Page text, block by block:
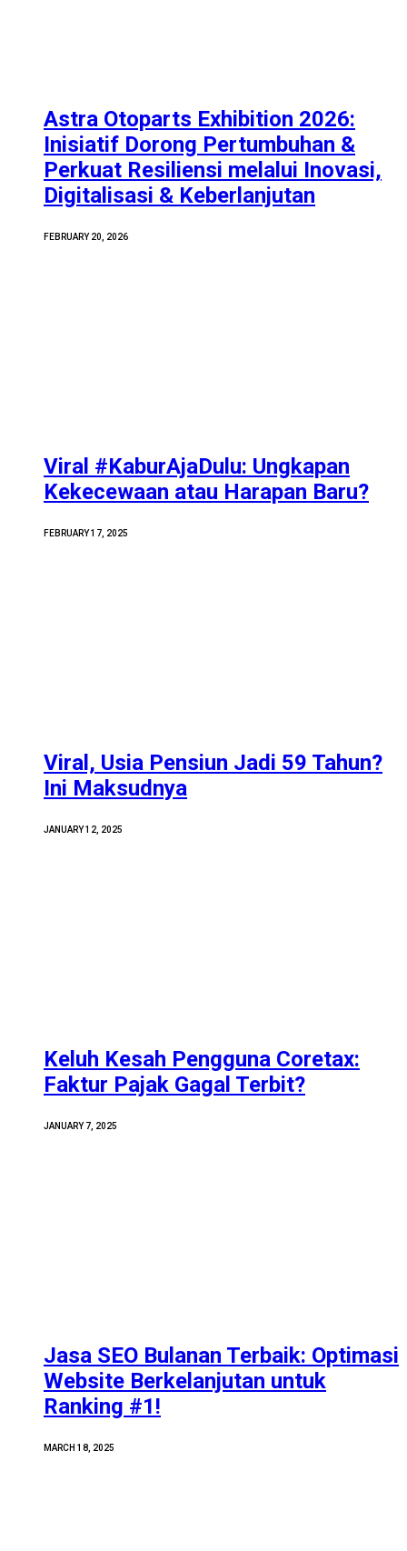
Astra Otoparts Exhibition 2026:
Inisiatif Dorong Pertumbuhan &
Perkuat Resiliensi melalui Inovasi,
Digitalisasi & Keberlanjutan
FEBRUARY 20, 2026
Viral #KaburAjaDulu: Ungkapan
Kekecewaan atau Harapan Baru?
FEBRUARY 17, 2025
Viral, Usia Pensiun Jadi 59 Tahun?
Ini Maksudnya
JANUARY 12, 2025
Keluh Kesah Pengguna Coretax:
Faktur Pajak Gagal Terbit?
JANUARY 7, 2025
Jasa SEO Bulanan Terbaik: Optimasi
Website Berkelanjutan untuk
Ranking #1!
MARCH 18, 2025